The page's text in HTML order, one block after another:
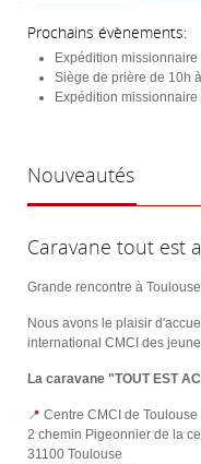
Prochains évènements:
Expédition
Siège de prière de 10h
Expédition
Nouveautés
Caravane tout est
Grande rencontre à
Nous avons le plaisir
international CMCI des
La caravane "TOUT EST
📍 Centre CMCI de Toulouse
2 chemin Pigeonnier de la
31100 Toulouse